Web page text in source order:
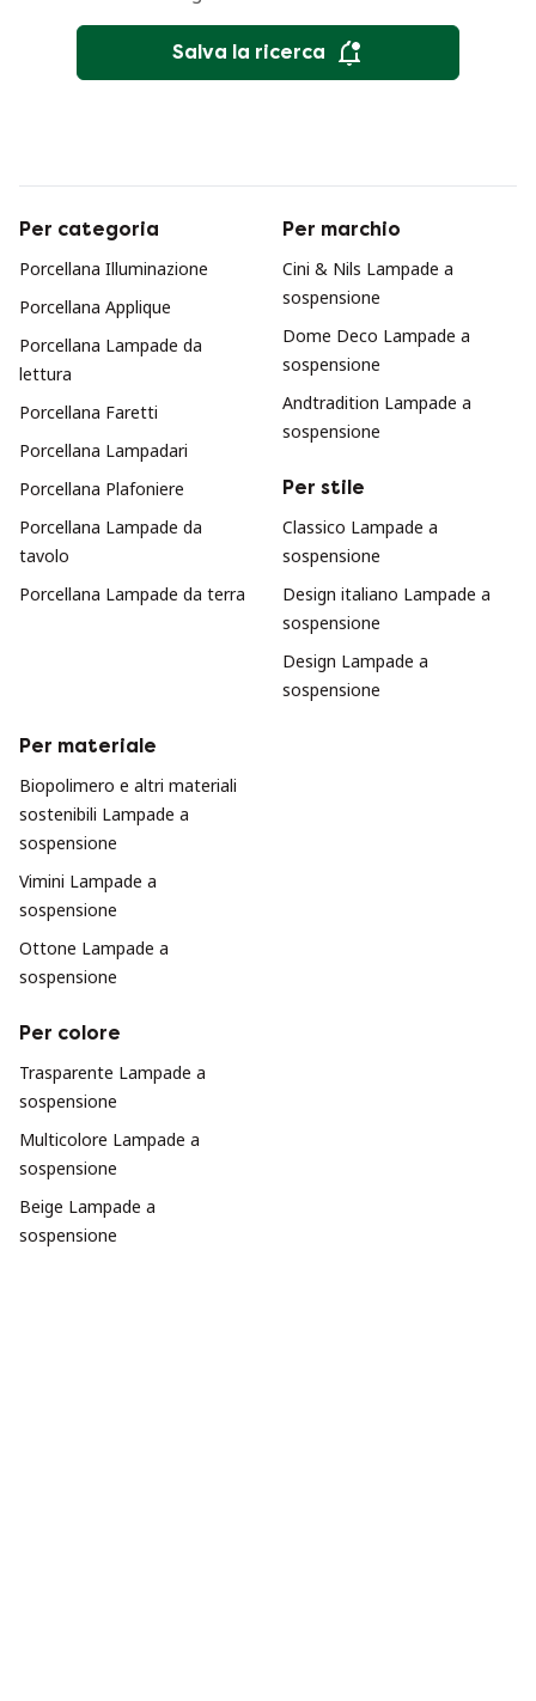
Salva la ricerca
Per categoria
Porcellana Illuminazione
Porcellana Applique
Porcellana Lampade da
lettura
Porcellana Faretti
Porcellana Lampadari
Porcellana Plafoniere
Porcellana Lampade da
tavolo
Porcellana Lampade da terra
Per marchio
Cini & Nils Lampade a
sospensione
Dome Deco Lampade a
sospensione
Andtradition Lampade a
sospensione
Per stile
Classico Lampade a
sospensione
Design italiano Lampade a
sospensione
Design Lampade a
sospensione
Per materiale
Biopolimero e altri materiali
sostenibili Lampade a
sospensione
Vimini Lampade a
sospensione
Ottone Lampade a
sospensione
Per colore
Trasparente Lampade a
sospensione
Multicolore Lampade a
sospensione
Beige Lampade a
sospensione